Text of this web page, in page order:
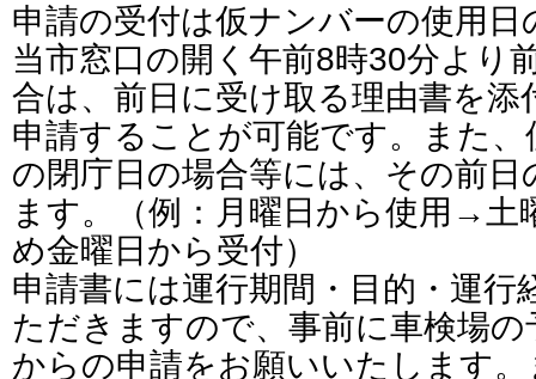
申請の受付は仮ナンバーの使用
当市窓口の開く午前8時30分より
合は、前日に受け取る理由書を添
申請することが可能です。また
の閉庁日の場合等には、その前
ます。（例：月曜日から使用→土
め金曜日から受付）
申請書には運行期間・目的・運行
ただきますので、事前に車検場
からの申請をお願いいたします